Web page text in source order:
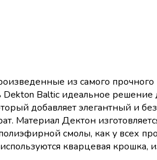
из самого
Baltic идеальное
добавляет элегантный и
Материал Дектон
смолы, как у всех
кварцевая